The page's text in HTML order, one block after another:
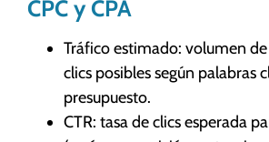
CPC y CPA
Tráfico estimado: volumen
clics posibles según palabras
presupuesto.
CTR: tasa de clics esperada